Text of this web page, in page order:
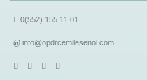
0(552) 155 11 01
info@opdrcemilesenol.com